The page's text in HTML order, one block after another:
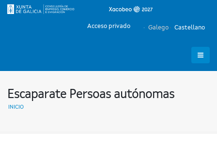
Galego Castellano
Acceso privado
Escaparate Persoas autónomas
INICIO